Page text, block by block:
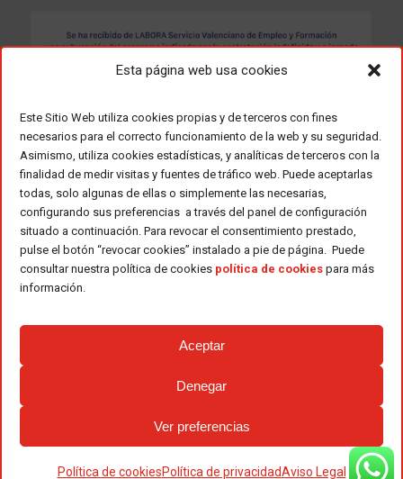
Esta página web usa cookies
Este Sitio Web utiliza cookies propias y de terceros con fines
necesarios para el correcto funcionamiento de la web y su seguridad.
Asimismo, utiliza cookies estadísticas, y analíticas de terceros con la
finalidad de medir visitas y fuentes de tráfico web. Puede aceptarlas
todas, solo algunas de ellas o simplemente las necesarias,
configurando sus preferencias a través del panel de configuración
situado a continuación. Para revocar el consentimiento prestado,
pulse el botón “revocar cookies” instalado a pie de página. Puede
consultar nuestra política de cookies política de cookies para más
información.
Aceptar
Denegar
Ver preferencias
Política de cookiesPolítica de privacidadAviso Legal